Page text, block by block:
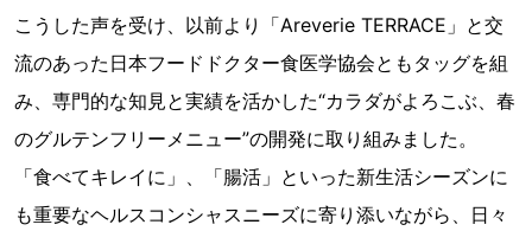
こうした声を受け、以前より「Areverie TERRACE」と交
流のあった日本フードドクター食医学協会ともタッグを組
み、専門的な知見と実績を活かした“カラダがよろこぶ、春
のグルテンフリーメニュー”の開発に取り組みました。
「食べてキレイに」、「腸活」といった新生活シーズンに
も重要なヘルスコンシャスニーズに寄り添いながら、日々